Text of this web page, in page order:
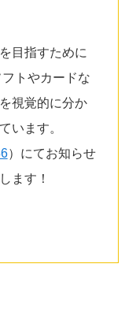
目指すために
トやカードな
視覚的に分か
います。
）にてお知らせ
ます！